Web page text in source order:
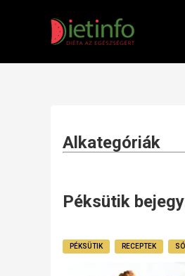
Alkategóriák
Péksütik
PÉKSÜTIK RECEPTEK